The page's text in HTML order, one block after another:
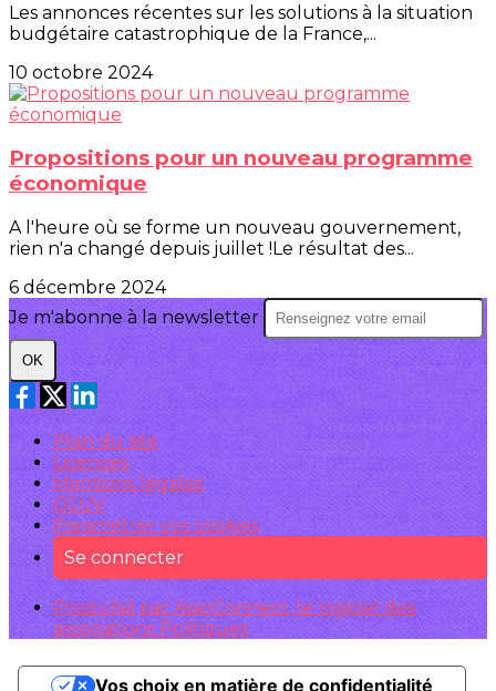
Les annonces récentes sur les solutions à la situation
budgétaire catastrophique de la France,...
10 octobre 2024
Propositions pour un nouveau programme
économique
A l'heure où se forme un nouveau gouvernement,
rien n'a changé depuis juillet !Le résultat des...
6 décembre 2024
Je m'abonne à la newsletter
OK
Plan du site
Licences
Mentions légales
CGUV
Paramétrer vos cookies
Se connecter
Propulsé par AssoConnect, le logiciel des
associations Politiques
Vos choix en matière de confidentialité